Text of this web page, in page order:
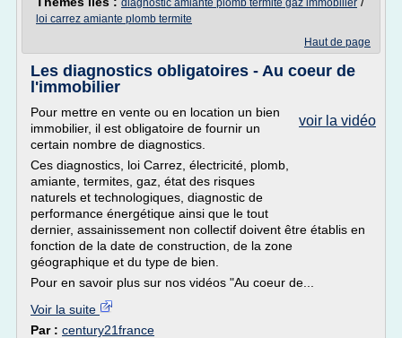
diagnostic amiante plomb termite gaz immobilier
loi carrez amiante plomb termite
Haut de page
Les diagnostics obligatoires - Au coeur de
l'immobilier
voir la vidéo
Pour mettre en vente ou en location un bien
immobilier, il est obligatoire de fournir un
certain nombre de diagnostics.
Ces diagnostics, loi Carrez, électricité, plomb,
amiante, termites, gaz, état des risques
naturels et technologiques, diagnostic de
performance énergétique ainsi que le tout
dernier, assainissement non collectif doivent être établis en
fonction de la date de construction, de la zone
géographique et du type de bien.
Pour en savoir plus sur nos vidéos "Au coeur de...
Voir la suite
Par : century21france